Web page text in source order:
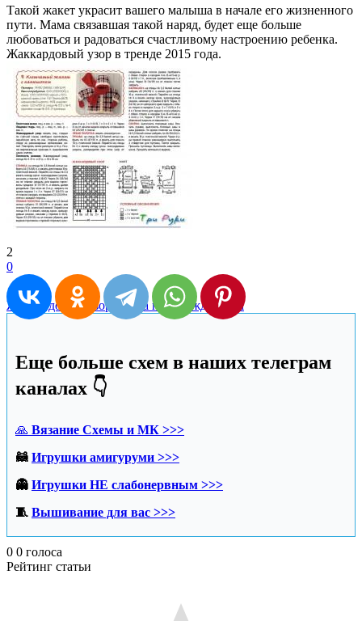
Такой жакет украсит вашего малыша в начале его жизненного
пути. Мама связавшая такой наряд, будет еще больше
любоваться и радоваться счастливому настроению ребенка.
Жаккардовый узор в тренде 2015 года.
2
0
Жаккардовый узор Кофта новорожденным
Еще больше схем в наших телеграм
каналах 👇
🙏 Вязание Схемы и МК >>>
🦝 Игрушки амигуруми >>>
👻 Игрушки НЕ слабонервным >>>
🧵 Вышивание для вас >>>
0 0 голоса
Рейтинг статьи